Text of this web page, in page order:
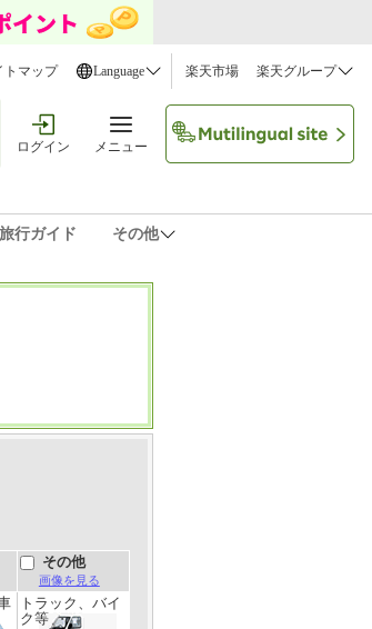
トマップ Language 楽天市場 楽天グループ
ログイン メニュー
旅行ガイド その他
その他
画像を見る
トラック、バイ
ク等